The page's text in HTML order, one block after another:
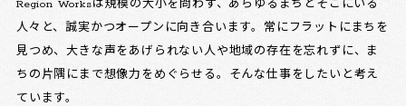
Region Worksは規模の大小を問わず、あらゆるまちとそこにいる
人々と、誠実かつオープンに向き合います。常にフラットにまちを
見つめ、大きな声をあげられない人や地域の存在を忘れずに、ま
ちの片隅にまで想像力をめぐらせる。そんな仕事をしたいと考え
ています。